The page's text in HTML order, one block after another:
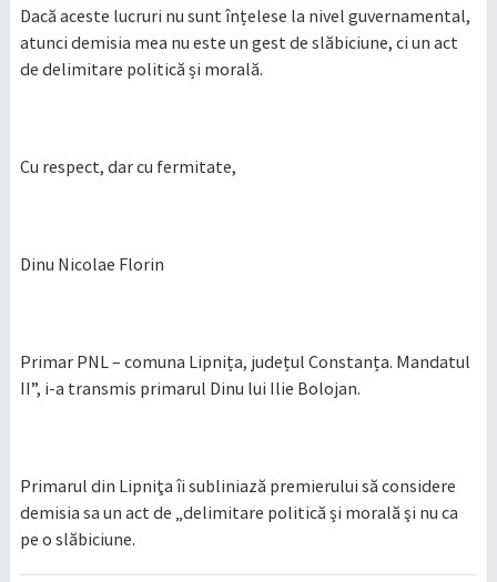
Dacă aceste lucruri nu sunt înțelese la nivel guvernamental,
atunci demisia mea nu este un gest de slăbiciune, ci un act
de delimitare politică și morală.
Cu respect, dar cu fermitate,
Dinu Nicolae Florin
Primar PNL – comuna Lipnița, județul Constanța. Mandatul
II”, i-a transmis primarul Dinu lui Ilie Bolojan.
Primarul din Lipniţa îi subliniază premierului să considere
demisia sa un act de „delimitare politică şi morală şi nu ca
pe o slăbiciune.